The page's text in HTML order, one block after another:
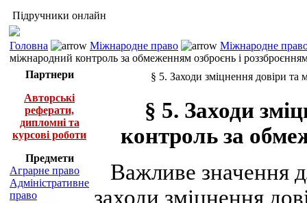
Підручники онлайн
Головна Міжнародне право
Міжнародне
міжнародний контроль за обмеженням озброєнь і
Партнери
Авторські
реферати,
дипломні та
курсові роботи
Предмети
Аграрне право
Адміністративне
право
§ 5. Заходи зміцнення довіри
§ 5. Заходи
контроль за
Важливе значення
заходи зміцнення